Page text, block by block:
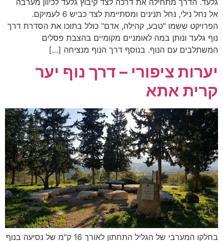
גלעד. הדרך מתחילה את דרכה לצד קיבוץ גלעד לכיוון מערבה
אל נחל נילי, נחל תנינים ומסתיימת לצד כביש 6 לעמיקם.
הפרויקט ששמו "טבע, קהילה, אדם" כולל בתוכו את הסדרת דרך
נוף גלעד ונותן במה לאומניים מקומיים בהצבת פסלים
המשתלבים עם הנוף. בנוסף דרך הנוף מנציחה […]
יערות ציפורי – דרך נוף יער
קרית אתא
בחלקו המערבי של הגליל התחתון לאורך 16 ק"מ של נסיעה בנוף